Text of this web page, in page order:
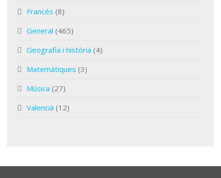
Francés (8)
General (465)
Geografia i història (4)
Matemàtiques (3)
Música (27)
Valencià (12)